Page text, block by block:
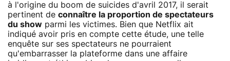
à l'origine du boom de suicides d'avril 2017, il serait
pertinent de connaître la proportion de spectateurs
du show parmi les victimes. Bien que Netflix ait
indiqué avoir pris en compte cette étude, une telle
enquête sur ses spectateurs ne pourraient
qu'embarrasser la plateforme dans une affaire